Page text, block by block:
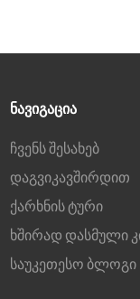
ᲜᲐᲕᲘᲒᲐᲪᲘᲐ
ჩვენს შესახებ
დაგვიკავშირდით
ქარხნის ტური
ხშირად დასმული
საუკეთესო ბლოგი